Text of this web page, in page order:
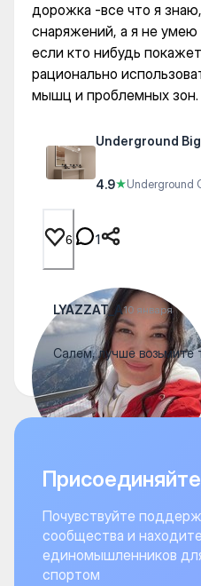
дорожка -все что я
снаряжений, а я не умею
если кто нибудь
рационально
мышц и проблемных зон.
Underground
4.9★Underground
6 1
LYAZZAT_A10 января
Салем, лучше возьмите
Почувствуйте
сообщества и находите
единомышленников
спортом